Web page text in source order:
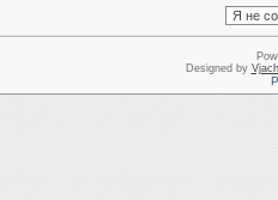
Designed by